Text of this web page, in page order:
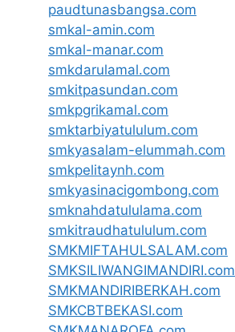
paudtunasbangsa.com
smkal-amin.com
smkal-manar.com
smkdarulamal.com
smkitpasundan.com
smkpgrikamal.com
smktarbiyatululum.com
smkyasalam-elummah.com
smkpelitaynh.com
smkyasinacigombong.com
smknahdatululama.com
smkitraudhatululum.com
SMKMIFTAHULSALAM.com
SMKSILIWANGIMANDIRI.com
SMKMANDIRIBERKAH.com
SMKCBTBEKASI.com